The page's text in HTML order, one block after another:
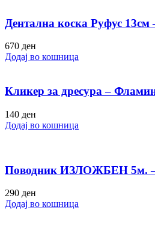
Дентална коска Руфус
670 ден
Додај во кошница
Кликер за дресура –
140 ден
Додај во кошница
Поводник ИЗЛОЖБЕН 5м.
290 ден
Додај во кошница